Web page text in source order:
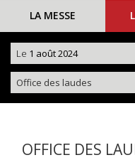
LA MESSE
Le 1 août 2024
Office des laudes
OFFICE DES